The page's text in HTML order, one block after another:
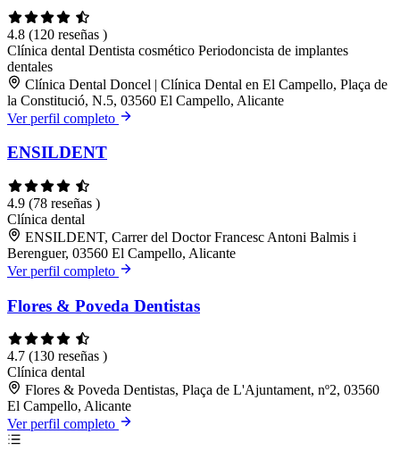
4.8 (120 reseñas )
Clínica dental Dentista cosmético Periodoncista de implantes
dentales
Clínica Dental Doncel | Clínica Dental en El Campello, Plaça de
la Constitució, N.5, 03560 El Campello, Alicante
Ver perfil completo
ENSILDENT
4.9 (78 reseñas )
Clínica dental
ENSILDENT, Carrer del Doctor Francesc Antoni Balmis i
Berenguer, 03560 El Campello, Alicante
Ver perfil completo
Flores & Poveda Dentistas
4.7 (130 reseñas )
Clínica dental
Flores & Poveda Dentistas, Plaça de L'Ajuntament, nº2, 03560
El Campello, Alicante
Ver perfil completo